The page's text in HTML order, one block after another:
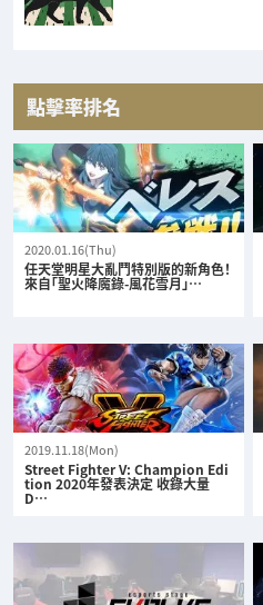
點擊率排名
2020.01.16(Thu)
任天堂明星大亂鬥特別版的新角色！
來自「聖火降魔錄-風花雪月」…
2019.11.18(Mon)
Street Fighter V: Champion Edi
tion 2020年發表決定 收錄大量
D…